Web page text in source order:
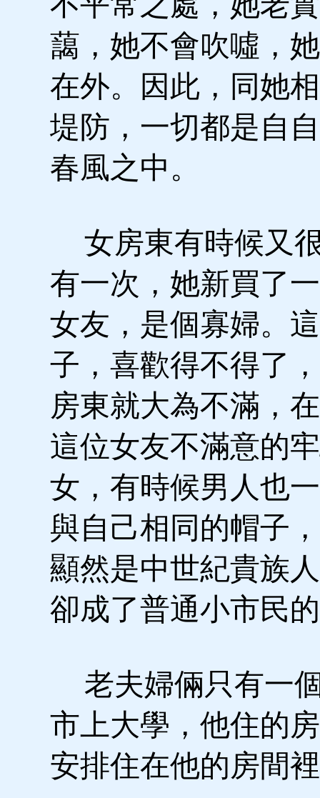
藹，她不會吹噓，
在外。因此，同她
堤防，一切都是自
春風之中。
女房東有時候又
有一次，她新買了
女友，是個寡婦。
子，喜歡得不得了
房東就大為不滿，
這位女友不滿意的
女，有時候男人也
與自己相同的帽子
顯然是中世紀貴族
卻成了普通小市民
老夫婦倆只有一
市上大學，他住的
安排住在他的房間